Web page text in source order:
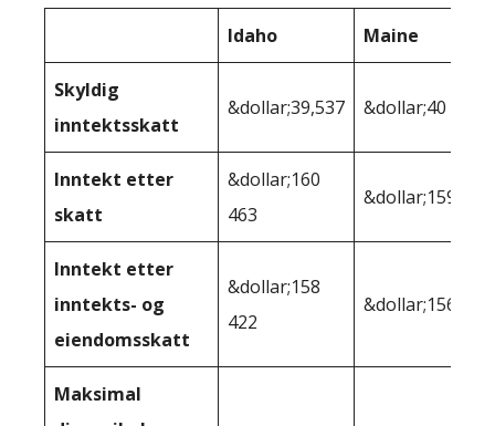
Idaho Maine
Skyldig
inntektsskatt
&dollar;39,537 &dollar;40 475
Inntekt etter
skatt
&dollar;160
463
&dollar;159 525
Inntekt etter
inntekts- og
eiendomsskatt
&dollar;158
422
&dollar;156,140
Maksimal